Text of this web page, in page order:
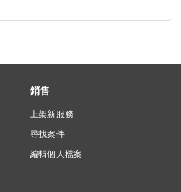
銷售
上架新服務
尋找案件
編輯個人檔案